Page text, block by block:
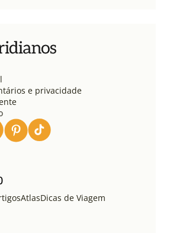
e privacidade
AtlasDicas de Viagem